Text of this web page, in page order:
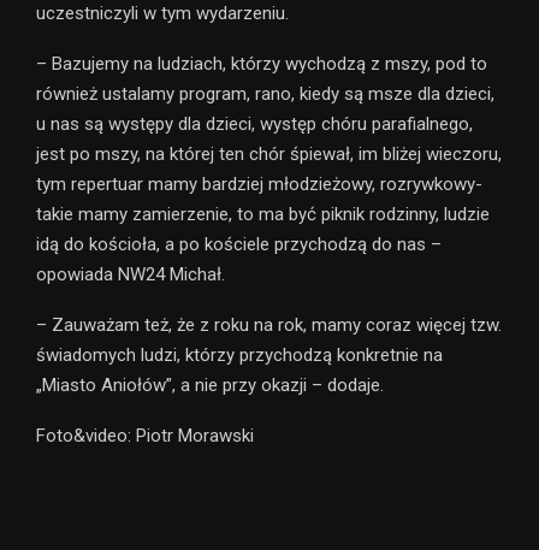
uczestniczyli w tym wydarzeniu.
– Bazujemy na ludziach, którzy wychodzą z mszy, pod to
również ustalamy program, rano, kiedy są msze dla dzieci,
u nas są występy dla dzieci, występ chóru parafialnego,
jest po mszy, na której ten chór śpiewał, im bliżej wieczoru,
tym repertuar mamy bardziej młodzieżowy, rozrywkowy-
takie mamy zamierzenie, to ma być piknik rodzinny, ludzie
idą do kościoła, a po kościele przychodzą do nas –
opowiada NW24 Michał.
– Zauważam też, że z roku na rok, mamy coraz więcej tzw.
świadomych ludzi, którzy przychodzą konkretnie na
„Miasto Aniołów”, a nie przy okazji – dodaje.
Foto&video: Piotr Morawski